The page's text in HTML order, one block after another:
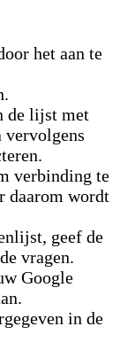
het aan te
de lijst met
vervolgens
verbinding te
daarom wordt
geef de
vragen.
Google
in de